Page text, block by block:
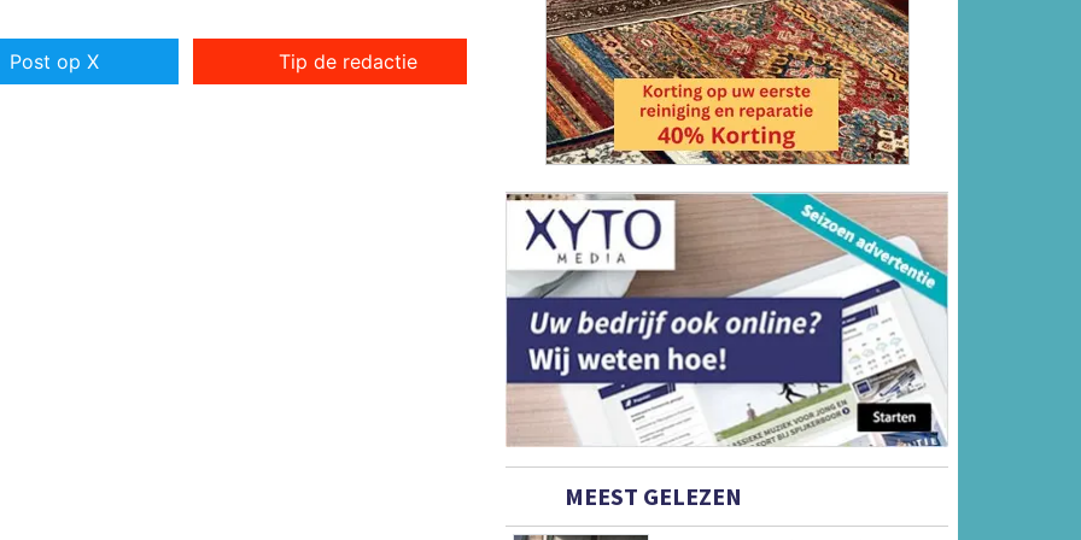
Post op X Tip de redactie
MEEST GELEZEN